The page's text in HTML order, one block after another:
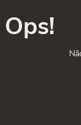
Ops!